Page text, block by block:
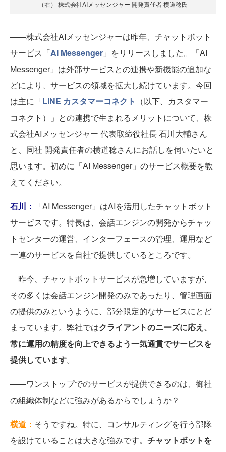
（右） 株式会社AIメッセンジャー 開発責任者 横道稔氏
――株式会社AIメッセンジャーは昨年、チャットボット
サービス「AI Messenger 」をリリースしました。「AI
Messenger」は外部サービスとの連携や新機能の追加な
どにより、サービスの領域を拡大し続けています。今回
は主に「LINE カスタマーコネクト （以下、カスタマー
コネクト）」との連携で生まれるメリットについて、株
式会社AIメッセンジャー 代表取締役社長 石川大輔さん
と、同社 開発責任者の横道稔さんにお話しを伺いたいと
思います。初めに「AI Messenger」のサービス概要を教
えてください。
石川：
「AI Messenger」はAIを活用したチャットボット
サービスです。特長は、会話エンジンの開発からチャッ
トセンターの運営、インターフェースの管理、運用など
一連のサービスを自社で提供しているところです。
昨今、チャットボットサービスが急増していますが、
その多くは会話エンジン開発のみであったり、管理画面
の提供のみというように、部分限定的なサービスにとど
まっています。弊社ではクライアントのニーズに応え、
常に運用の精度を向上できるよう一気通貫でサービスを
提供しています。
――ワンストップでのサービスが提供できるのは、御社
の組織体制などに強みがあるからでしょうか？
横道： そうですね。特に、コンサルティングを行う部隊
を設けていることは大きな強みです。 チャットボットを